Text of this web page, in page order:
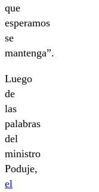
que
esperamos
se
mantenga”.
Luego
de
las
palabras
del
ministro
Poduje,
el